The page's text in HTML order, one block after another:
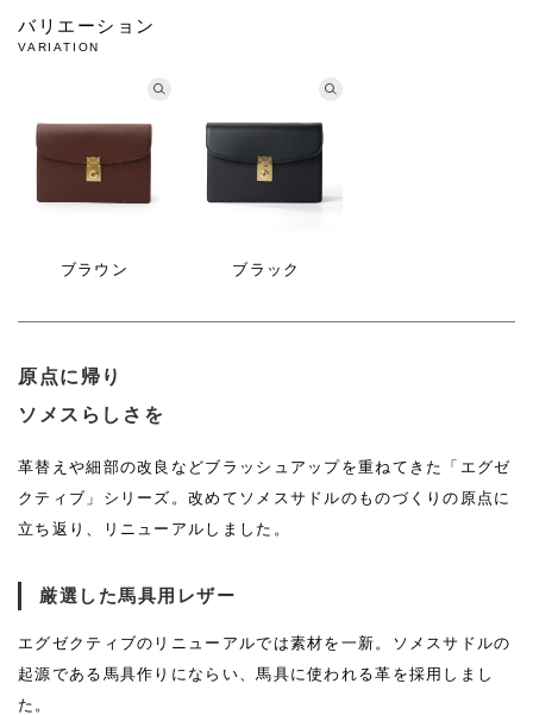
バリエーション
VARIATION
ブラウン ブラック
原点に帰り
ソメスらしさを
革替えや細部の改良などブラッシュアップを重ねてきた「エグゼ
クティブ」シリーズ。改めてソメスサドルのものづくりの原点に
立ち返り、リニューアルしました。
厳選した馬具用レザー
エグゼクティブのリニューアルでは素材を一新。ソメスサドルの
起源である馬具作りにならい、馬具に使われる革を採用しまし
た。